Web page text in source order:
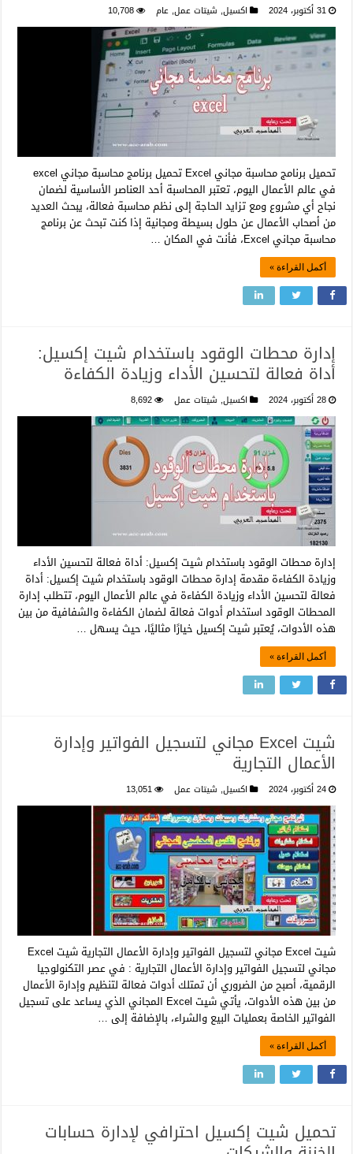
31 أكتوبر، 2024 اكسيل, شيتات عمل, عام 10,708
تحميل برنامج محاسبة مجاني Excel تحميل برنامج محاسبة مجاني excel
في عالم الأعمال اليوم، تعتبر المحاسبة أحد العناصر الأساسية لضمان
نجاح أي مشروع ومع تزايد الحاجة إلى نظم محاسبة فعالة، يبحث العديد
من أصحاب الأعمال عن حلول بسيطة ومجانية إذا كنت تبحث عن برنامج
محاسبة مجاني Excel، فأنت في المكان …
أكمل القراءة »
إدارة محطات الوقود باستخدام شيت إكسيل:
أداة فعالة لتحسين الأداء وزيادة الكفاءة
28 أكتوبر، 2024 اكسيل, شيتات عمل 8,692
إدارة محطات الوقود باستخدام شيت إكسيل: أداة فعالة لتحسين الأداء
وزيادة الكفاءة مقدمة إدارة محطات الوقود باستخدام شيت إكسيل: أداة
فعالة لتحسين الأداء وزيادة الكفاءة في عالم الأعمال اليوم، تتطلب إدارة
المحطات الوقود استخدام أدوات فعالة لضمان الكفاءة والشفافية من بين
هذه الأدوات، يُعتبر شيت إكسيل خيارًا مثاليًا، حيث يسهل …
أكمل القراءة »
شيت Excel مجاني لتسجيل الفواتير وإدارة
الأعمال التجارية
24 أكتوبر، 2024 اكسيل, شيتات عمل 13,051
شيت Excel مجاني لتسجيل الفواتير وإدارة الأعمال التجارية شيت Excel
مجاني لتسجيل الفواتير وإدارة الأعمال التجارية : في عصر التكنولوجيا
الرقمية، أصبح من الضروري أن تمتلك أدوات فعالة لتنظيم وإدارة الأعمال
من بين هذه الأدوات، يأتي شيت Excel المجاني الذي يساعد على تسجيل
الفواتير الخاصة بعمليات البيع والشراء، بالإضافة إلى …
أكمل القراءة »
تحميل شيت إكسيل احترافي لإدارة حسابات